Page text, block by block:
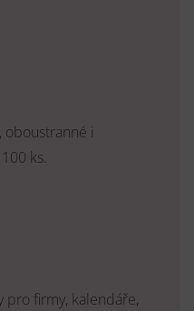
oboustranné i
ks.
pro firmy, kalendáře,